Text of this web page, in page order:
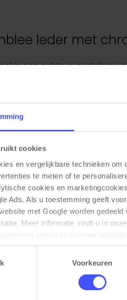
cookies
en vergelijkbare technieken
te meten of te
cookies en
Ads. Als u toestemming geeft
met Google worden
Meer informatie vindt u in
of intrekken via de cookie-
Voorkeuren
leder met
is een echte eyecatcher
Meegeleverd en optioneel